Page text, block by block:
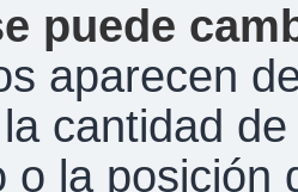
puede
aparecen
cantidad
o la posición